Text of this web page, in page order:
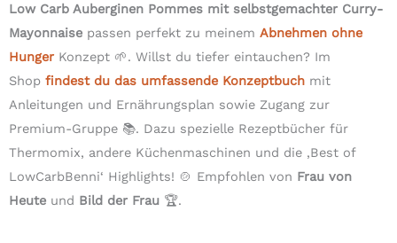
Low Carb Auberginen Pommes mit selbstgemachter Curry-
Mayonnaise passen perfekt zu meinem Abnehmen ohne
HungerKonzept 🌱. Willst du tiefer eintauchen? Im
Shop findest du das umfassende Konzeptbuch mit
Anleitungen und Ernährungsplan sowie Zugang zur
Premium-Gruppe 📚. Dazu spezielle Rezeptbücher für
Thermomix, andere Küchenmaschinen und die ‚Best of
LowCarbBenni‘ Highlights! 🍲 Empfohlen von Frau von
Heute und Bild der Frau 🏆.